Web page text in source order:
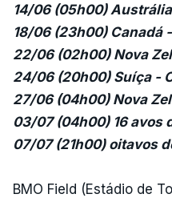
14/06 (05h00)
18/06 (23h00) Canadá
22/06 (02h00) Nova
24/06 (20h00) Suíça -
27/06 (04h00) Nova
03/07 (04h00) 16 avos
07/07 (21h00) oitavos
BMO Field (Estádio de